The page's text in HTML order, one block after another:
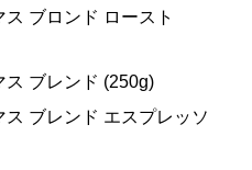
ブロンド ロースト
ス ブレンド (250g)
ブレンド エスプレッソ